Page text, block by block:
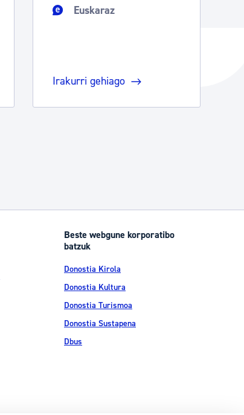
Euskaraz
Irakurri gehiago
Beste webgune korporatibo
batzuk
Donostia Kirola
Donostia Kultura
Donostia Turismoa
Donostia Sustapena
Dbus